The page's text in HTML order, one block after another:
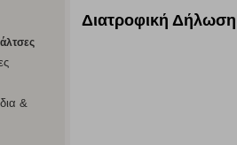
&
Διατροφική Δήλωση
κατηγορία cookies ρυθμίζεται από
ενός προφίλ των ενδιαφερόντων σας